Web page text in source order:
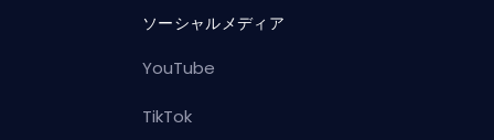
ソーシャルメディア
YouTube
TikTok